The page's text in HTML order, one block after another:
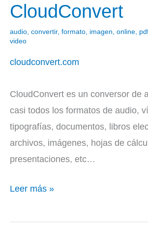
CloudConvert
audio convertir, formato imagen online
video
cloudconvert.com
CloudConvert es un conversor de
casi todos los formatos de audio,
tipografías, documentos, libros
archivos, imágenes, hojas de
presentaciones, etc…
CloudConvert
Leer más »